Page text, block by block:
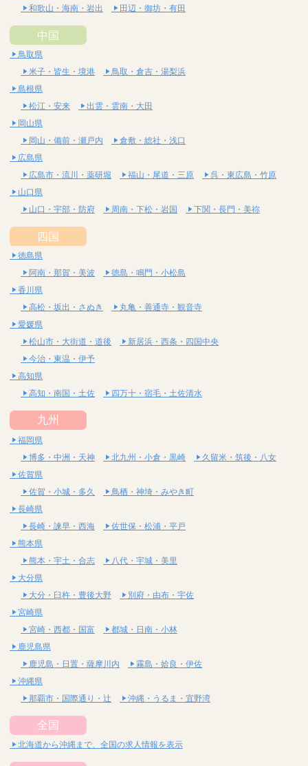
和歌山・海南・岩出
田辺・御坊・有田
中国
鳥取県
米子・皆生・境港
鳥取・倉吉・湯梨浜
島根県
松江・安来
出雲・雲南・大田
岡山県
岡山・備前・瀬戸内
倉敷・総社・浅口
広島県
広島市・流川・薬研堀
福山・尾道・三原
呉・東広島・竹原
山口県
山口・宇部・防府
周南・下松・岩国 下関・長門・美祢
四国
徳島県
阿南・那賀・美波
徳島・鳴門・小松島
香川県
高松・坂出・さぬき
丸亀・善通寺・観音寺
愛媛県
松山市・大街道・道後
新居浜・西条・四国中央
今治・東温・伊予
高知県
高知・南国・土佐
四万十・宿毛・土佐清水
九州
福岡県
博多・中洲・天神
北九州・小倉・黒崎
久留米・筑後・八女
佐賀県
佐賀・小城・多久
鳥栖・神埼・みやき町
長崎県
長崎・諫早・西海
佐世保・松浦・平戸
熊本県
熊本・宇土・合志
八代・宇城・美里
大分県
大分・臼杵・豊後大野
別府・由布・宇佐
宮崎県
宮崎・西都・国富
都城・日南・小林
鹿児島県
鹿児島・日置・薩摩川内
霧島・姶良・伊佐
沖縄県
那覇市・国際通り・辻
沖縄・うるま・宜野湾
全国
北海道から沖縄まで、全国の求人情報を表示